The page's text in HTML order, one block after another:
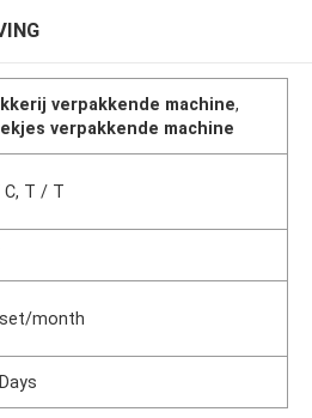
verpakkende machine,
verpakkende machine
C, T / T
month